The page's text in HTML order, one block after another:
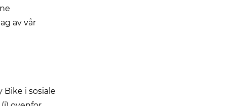
av vår
i sosiale